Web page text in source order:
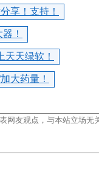
享！支持！
！
天天绿软！
大药量！